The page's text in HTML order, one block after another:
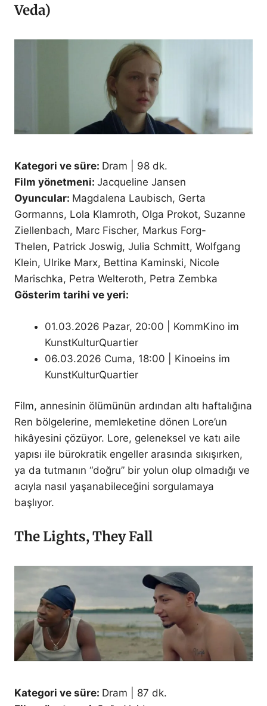
Veda)
Kategori ve süre: Dram | 98 dk.
Film yönetmeni: Jacqueline Jansen
Oyuncular: Magdalena Laubisch, Gerta
Gormanns, Lola Klamroth, Olga Prokot, Suzanne
Ziellenbach, Marc Fischer, Markus Forg-
Thelen, Patrick Joswig, Julia Schmitt, Wolfgang
Klein, Ulrike Marx, Bettina Kaminski, Nicole
Marischka, Petra Welteroth, Petra Zembka
Gösterim tarihi ve yeri:
01.03.2026 Pazar, 20:00 | KommKino im
KunstKulturQuartier
06.03.2026 Cuma, 18:00 | Kinoeins im
KunstKulturQuartier
Film, annesinin ölümünün ardından altı haftalığına
Ren bölgelerine, memleketine dönen Lore’un
hikâyesini çözüyor. Lore, geleneksel ve katı aile
yapısı ile bürokratik engeller arasında sıkışırken,
ya da tutmanın “doğru” bir yolun olup olmadığı ve
acıyla nasıl yaşanabileceğini sorgulamaya
başlıyor.
The Lights, They Fall
Kategori ve süre: Dram | 87 dk.